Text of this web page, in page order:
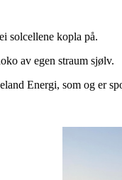
solcellene kopla på.
av egen straum sjølv.
Energi, som og er